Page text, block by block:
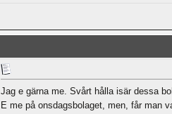
Jag e gärna me. Svårt hålla isär dessa
E me på onsdagsbolaget, men, får man